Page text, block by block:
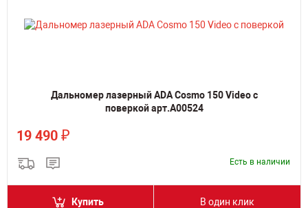
Дальномер лазерный ADA Cosmo 150 Video с
поверкой арт.А00524
19 490 ₽
Есть в наличии
Купить В один клик